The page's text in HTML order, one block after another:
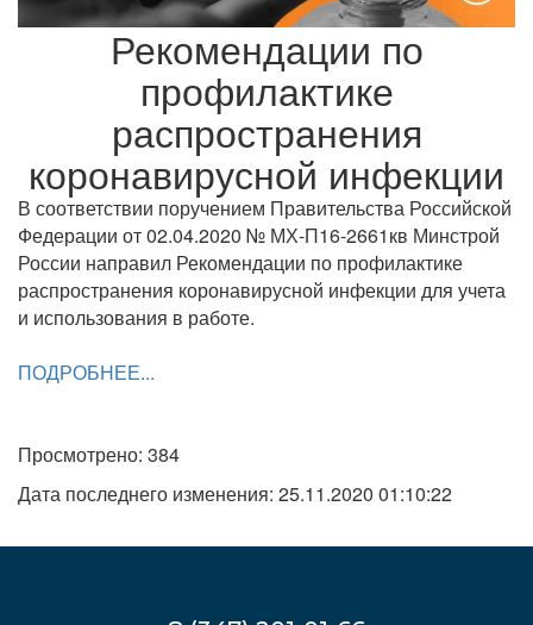
Рекомендации по
профилактике
распространения
коронавирусной инфекции
В соответствии поручением Правительства Российской
Федерации от 02.04.2020 № МХ-П16-2661кв Минстрой
России направил Рекомендации по профилактике
распространения коронавирусной инфекции для учета
и использования в работе.
ПОДРОБНЕЕ...
Просмотрено: 384
Дата последнего изменения: 25.11.2020 01:10:22